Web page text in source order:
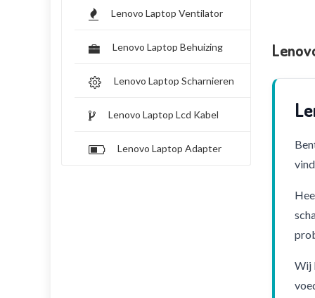
Lenovo Laptop Ventilator
Lenovo Laptop Behuizing
Lenovo Laptop Scharnieren
Lenovo Laptop Lcd Kabel
Lenovo Laptop Adapter
Wij